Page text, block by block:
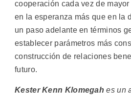
cooperación cada vez de
en la esperanza más que en la
un paso adelante en términos
establecer parámetros más
construcción de relaciones
futuro.
Kester Kenn Klomegah es un